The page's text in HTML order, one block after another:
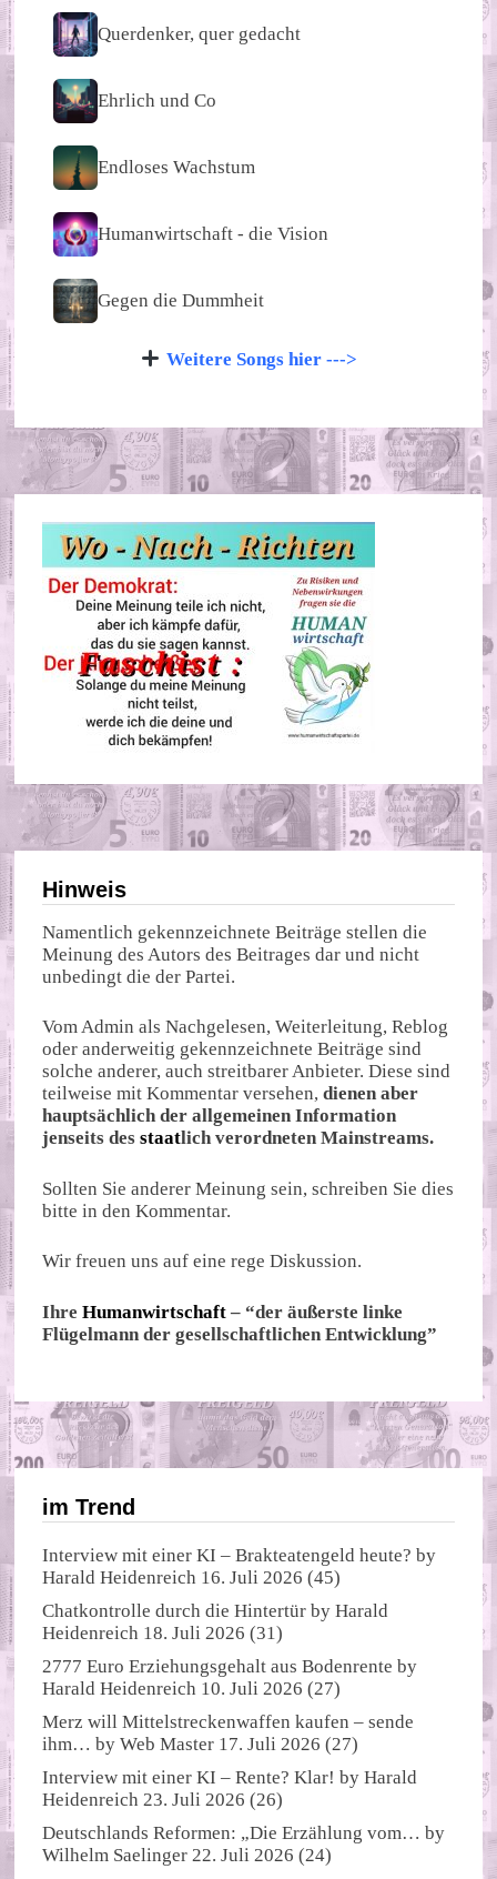
Querdenker, quer gedacht
Ehrlich und Co
Endloses Wachstum
Humanwirtschaft - die Vision
Gegen die Dummheit
Weitere Songs hier --->
Hinweis
Namentlich gekennzeichnete Beiträge stellen die
Meinung des Autors des Beitrages dar und nicht
unbedingt die der Partei.
Vom Admin als Nachgelesen, Weiterleitung, Reblog
oder anderweitig gekennzeichnete Beiträge sind
solche anderer, auch streitbarer Anbieter. Diese sind
teilweise mit Kommentar versehen,dienen aber
hauptsächlich der allgemeinen Information
jenseits desstaatlich verordneten Mainstreams.
Sollten Sie anderer Meinung sein, schreiben Sie dies
bitte in den Kommentar.
Wir freuen uns auf eine rege Diskussion.
IhreHumanwirtschaft – “der äußerste linke
Flügelmann der gesellschaftlichen Entwicklung”
im Trend
Interview mit einer KI – Brakteatengeld heute? by
Harald Heidenreich 16. Juli 2026 (45)
Chatkontrolle durch die Hintertür byHarald
Heidenreich 18. Juli 2026 (31)
2777 Euro Erziehungsgehalt aus Bodenrente by
Harald Heidenreich 10. Juli 2026 (27)
Merz will Mittelstreckenwaffen kaufen – sende
ihm… byWeb Master 17. Juli 2026 (27)
Interview mit einer KI – Rente? Klar! byHarald
Heidenreich 23. Juli 2026 (26)
Deutschlands Reformen: „Die Erzählung vom… by
Wilhelm Saelinger 22. Juli 2026 (24)